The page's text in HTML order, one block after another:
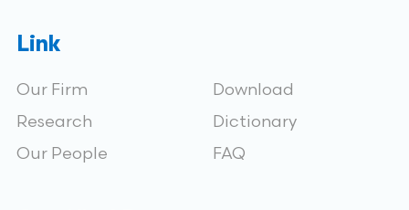
Link
Our Firm
Research
Our People
Download
Dictionary
FAQ